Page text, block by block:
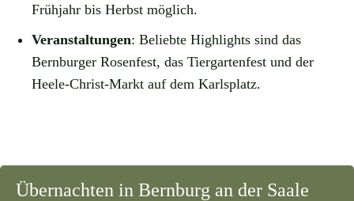
Frühjahr bis Herbst möglich.
Veranstaltungen: Beliebte Highlights sind das
Bernburger Rosenfest, das Tiergartenfest und der
Heele-Christ-Markt auf dem Karlsplatz.
Übernachten in Bernburg an der Saale